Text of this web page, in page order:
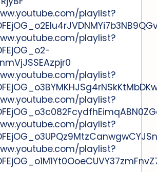
playlist?
playlist?
playlist?
playlist?
playlist?
playlist?